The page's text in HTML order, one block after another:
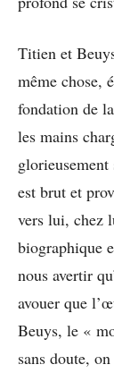
Titien et
même chose,
fondation de
les mains
est brut et
vers lui, chez
biographique
nous avertir
avouer que
Beuys, le «
sans doute,